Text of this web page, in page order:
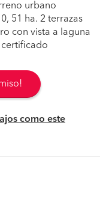
urbano
51 ha. 2 terrazas
con vista a laguna
como este